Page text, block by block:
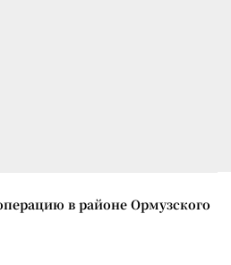
в районе Ормузского